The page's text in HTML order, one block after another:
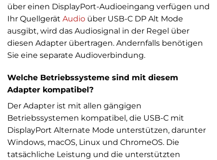
über einen DisplayPort-Audioeingang verfügen und
Ihr Quellgerät Audio über USB-C DP Alt Mode
ausgibt, wird das Audiosignal in der Regel über
diesen Adapter übertragen. Andernfalls benötigen
Sie eine separate Audioverbindung.
Welche Betriebssysteme sind mit diesem
Adapter kompatibel?
Der Adapter ist mit allen gängigen
Betriebssystemen kompatibel, die USB-C mit
DisplayPort Alternate Mode unterstützen, darunter
Windows, macOS, Linux und ChromeOS. Die
tatsächliche Leistung und die unterstützten